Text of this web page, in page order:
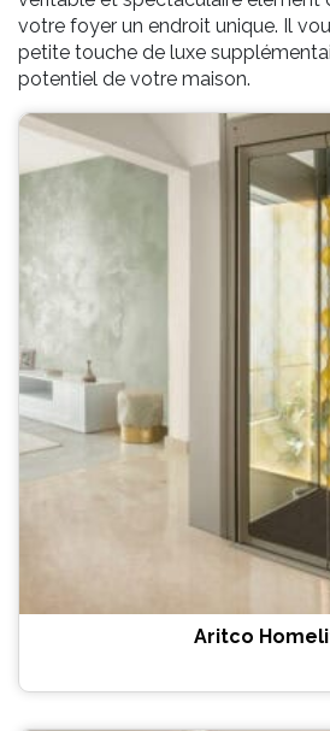
votre foyer un endroit unique. Il
petite touche de luxe
potentiel de votre maison.
Aritco